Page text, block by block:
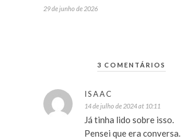
29 de junho de 2026
3 COMENTÁRIOS
ISAAC
14 de julho de 2024 at 10:11
Já tinha lido sobre isso.
Pensei que era conversa.